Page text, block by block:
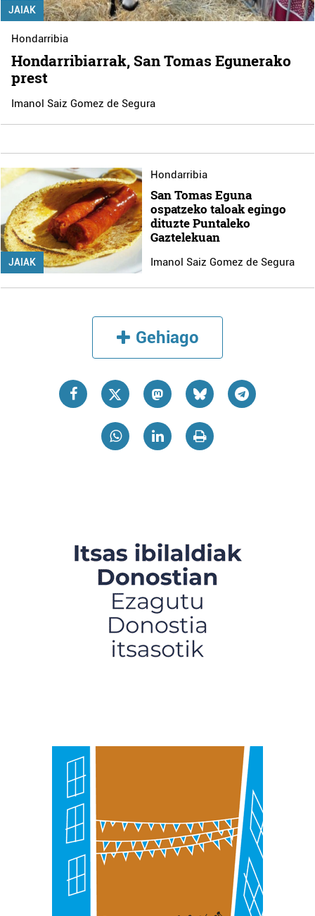
JAIAK
Hondarribia
Hondarribiarrak, San Tomas Egunerako
prest
Imanol Saiz Gomez de Segura
JAIAK
Hondarribia
San Tomas Eguna
ospatzeko taloak egingo
dituzte Puntaleko
Gaztelekuan
Imanol Saiz Gomez de Segura
Gehiago